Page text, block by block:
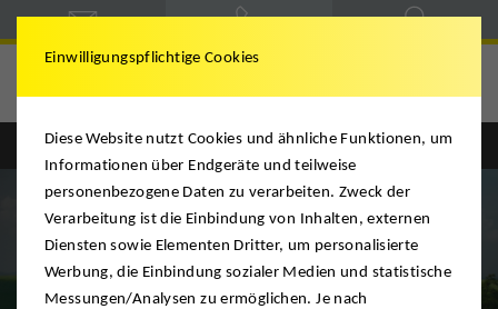
Einwilligungspflichtige Cookies
Diese Website nutzt Cookies und ähnliche Funktionen, um
Informationen über Endgeräte und teilweise
personenbezogene Daten zu verarbeiten. Zweck der
Verarbeitung ist die Einbindung von Inhalten, externen
Diensten sowie Elementen Dritter, um personalisierte
Werbung, die Einbindung sozialer Medien und statistische
Messungen/Analysen zu ermöglichen. Je nach